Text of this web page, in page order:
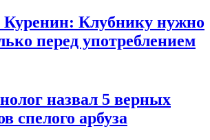
Куренин: Клубнику нужно
перед употреблением
назвал 5 верных
спелого арбуза